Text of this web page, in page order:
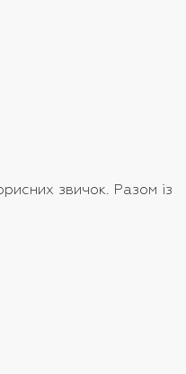
звичок. Разом із